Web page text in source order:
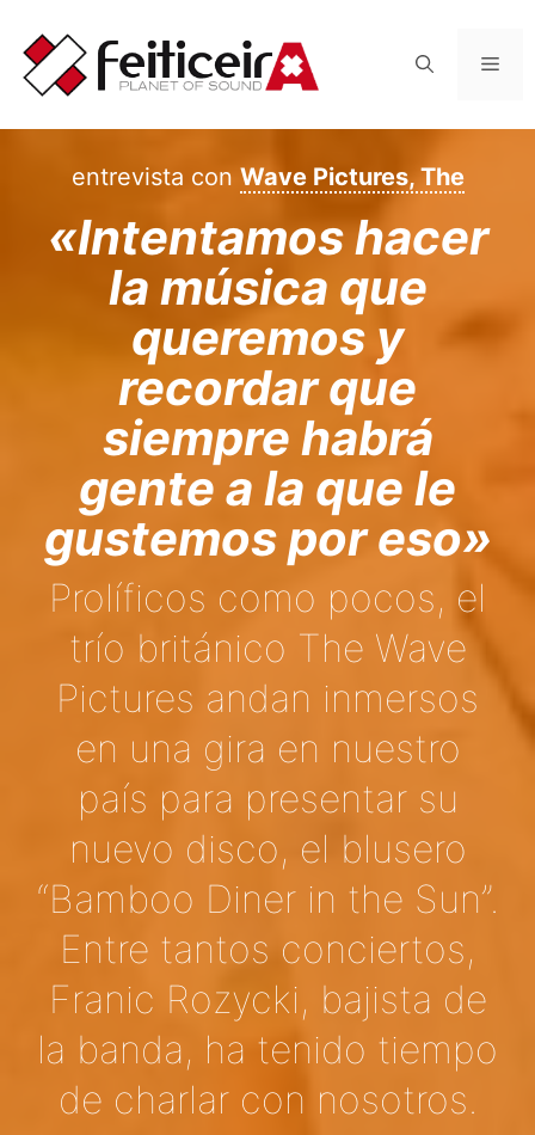
contenido
entrevista con Wave Pictures, The
«Intentamos hacer
la música que
queremos y
recordar que
siempre habrá
gente a la que le
gustemos por eso»
Prolíficos como pocos, el
trío británico The Wave
Pictures andan inmersos
en una gira en nuestro
país para presentar su
nuevo disco, el blusero
“Bamboo Diner in the Sun”.
Entre tantos conciertos,
Franic Rozycki, bajista de
la banda, ha tenido tiempo
de charlar con nosotros.